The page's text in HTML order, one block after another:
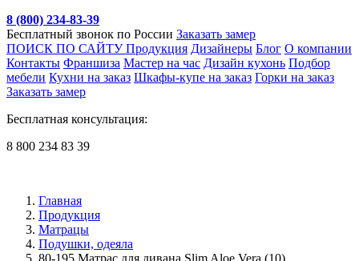
8 (800) 234-83-39
Бесплатный звонок по России Заказать замер
ПОИСК ПО САЙТУПродукция Дизайнеры Блог О компании
Контакты Франшиза Мастер на час Дизайн кухонь Подбор
мебели Кухни на заказ Шкафы-купе на заказ Горки на заказ
Заказать замер
Бесплатная консультация:
8 800 234 83 39
Главная
Продукция
Матрацы
Подушки, одеяла
80-195 Матрас для дивана Slim Aloe Vera (10)